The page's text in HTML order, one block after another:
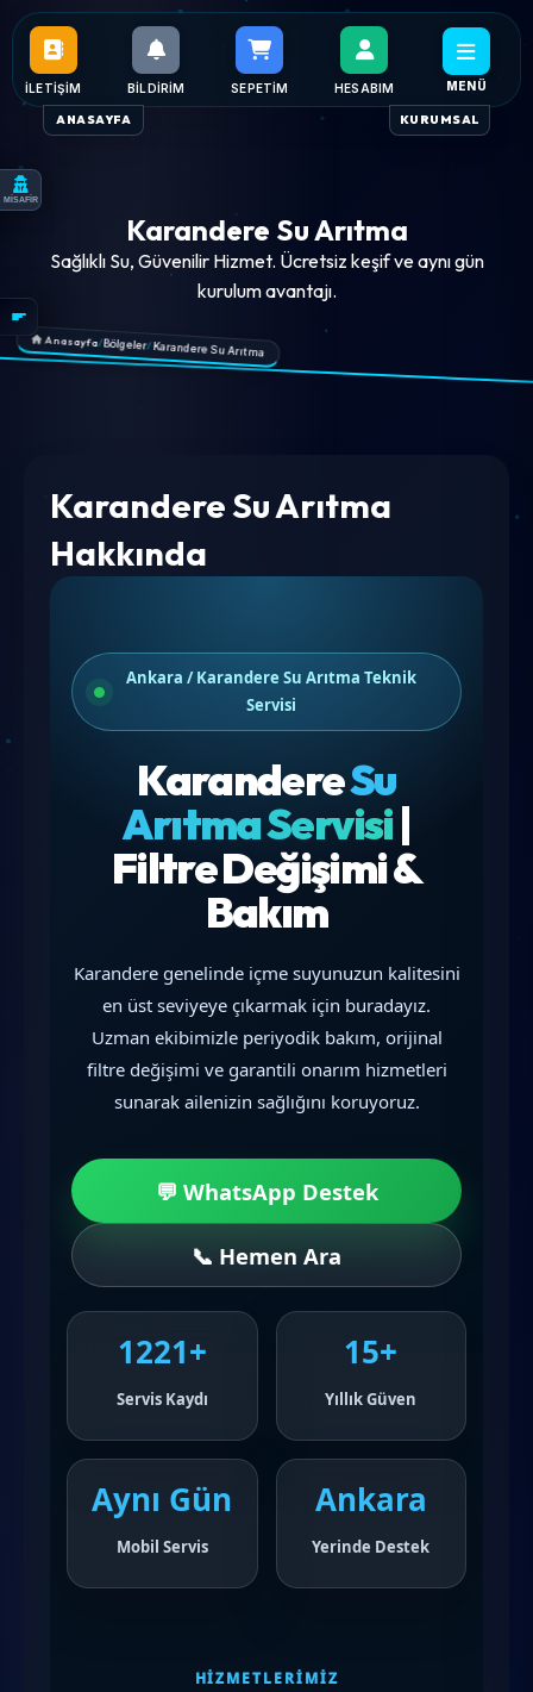
ANASAYFA KURUMSAL
İLETIŞIM BILDIRIM SEPETIM HESABIM MENÜ
Karandere Su Arıtma
Sağlıklı Su, Güvenilir Hizmet. Ücretsiz keşif ve aynı gün
kurulum avantajı.
Anasayfa/Bölgeler/Karandere Su Arıtma
Karandere Su Arıtma
Hakkında
Ankara / Karandere Su Arıtma Teknik
Servisi
KarandereSu
Arıtma Servisi|
Filtre Değişimi &
Bakım
Karandere genelinde içme suyunuzun kalitesini
en üst seviyeye çıkarmak için buradayız.
Uzman ekibimizle periyodik bakım, orijinal
filtre değişimi ve garantili onarım hizmetleri
sunarak ailenizin sağlığını koruyoruz.
💬 WhatsApp Destek
📞 Hemen Ara
1221+
Servis Kaydı
15+
Yıllık Güven
Aynı Gün
Mobil Servis
Ankara
Yerinde Destek
HIZMETLERIMIZ
MİSAFİR